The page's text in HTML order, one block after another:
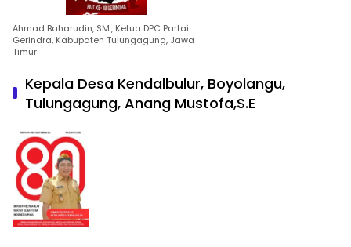
Ahmad Baharudin, SM., Ketua DPC Partai
Gerindra, Kabupaten Tulungagung, Jawa
Timur
Kepala Desa Kendalbulur, Boyolangu,
Tulungagung, Anang Mustofa,S.E